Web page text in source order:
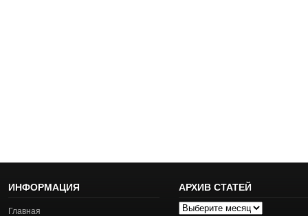
ИНФОРМАЦИЯ
Главная
АРХИВ СТАТЕЙ
Архив